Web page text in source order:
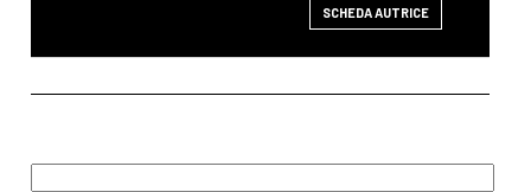
SCHEDA AUTRICE